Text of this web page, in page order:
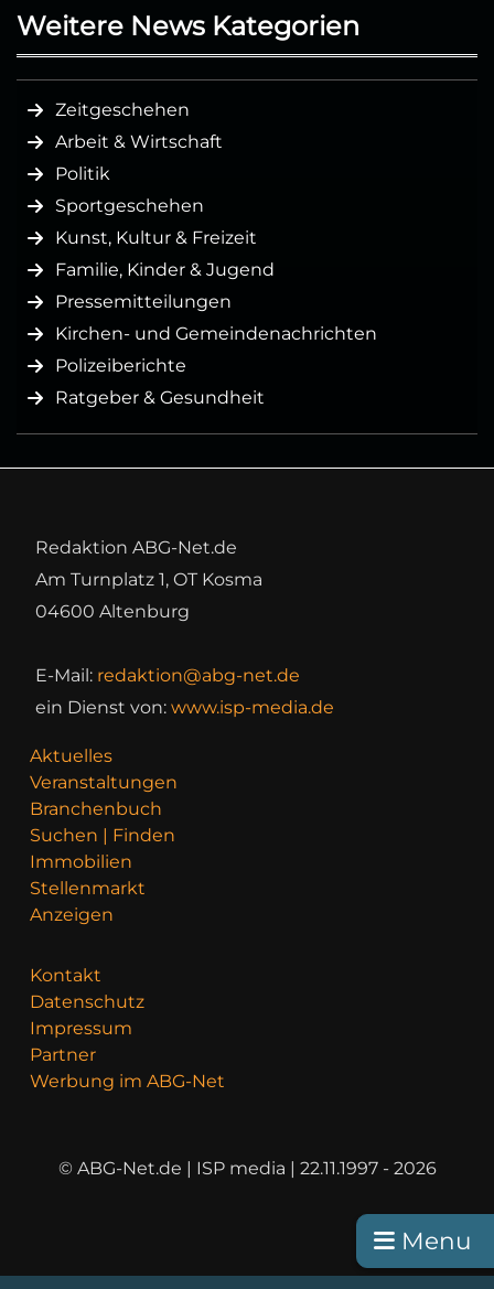
Menu
Weitere News Kategorien
Zeitgeschehen
Arbeit & Wirtschaft
Politik
Sportgeschehen
Kunst, Kultur & Freizeit
Familie, Kinder & Jugend
Pressemitteilungen
Kirchen- und Gemeindenachrichten
Polizeiberichte
Ratgeber & Gesundheit
Redaktion ABG-Net.de
Am Turnplatz 1, OT Kosma
04600 Altenburg
E-Mail: redaktion@abg-net.de
ein Dienst von: www.isp-media.de
Aktuelles
Veranstaltungen
Branchenbuch
Suchen | Finden
Immobilien
Stellenmarkt
Anzeigen
Kontakt
Datenschutz
Impressum
Partner
Werbung im ABG-Net
© ABG-Net.de | ISP media | 22.11.1997 - 2026